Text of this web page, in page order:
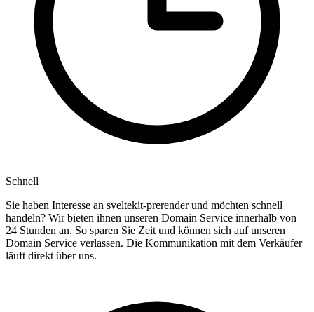
Schnell
Sie haben Interesse an sveltekit-prerender und möchten schnell
handeln? Wir bieten ihnen unseren Domain Service innerhalb von
24 Stunden an. So sparen Sie Zeit und können sich auf unseren
Domain Service verlassen. Die Kommunikation mit dem Verkäufer
läuft direkt über uns.